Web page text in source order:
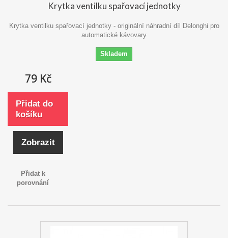
Krytka ventilku spařovací jednotky
Krytka ventilku spařovací jednotky - originální náhradní díl Delonghi pro
automatické kávovary
Skladem
79 Kč
Přidat do
košíku
Zobrazit
Přidat k
porovnání